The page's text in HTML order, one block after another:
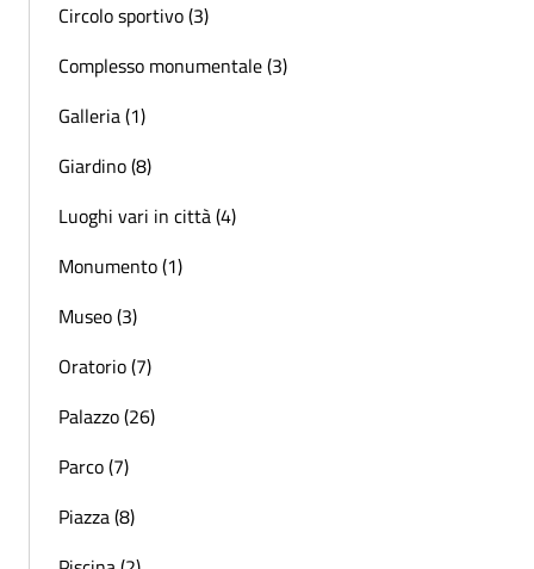
Circolo sportivo (3)
Complesso monumentale (3)
Galleria (1)
Giardino (8)
Luoghi vari in città (4)
Monumento (1)
Museo (3)
Oratorio (7)
Palazzo (26)
Parco (7)
Piazza (8)